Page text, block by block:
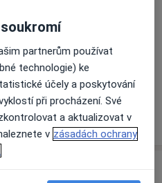
návštěvy)
pacienty na pojišťovnu
o adrese
partnerům používat
technologie) ke
účely a poskytování
při procházení. Své
a aktualizovat v
v zásadách ochrany